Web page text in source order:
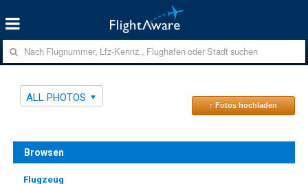
ALL PHOTOS
↑ Fotos hochladen
Browsen
Flugzeug